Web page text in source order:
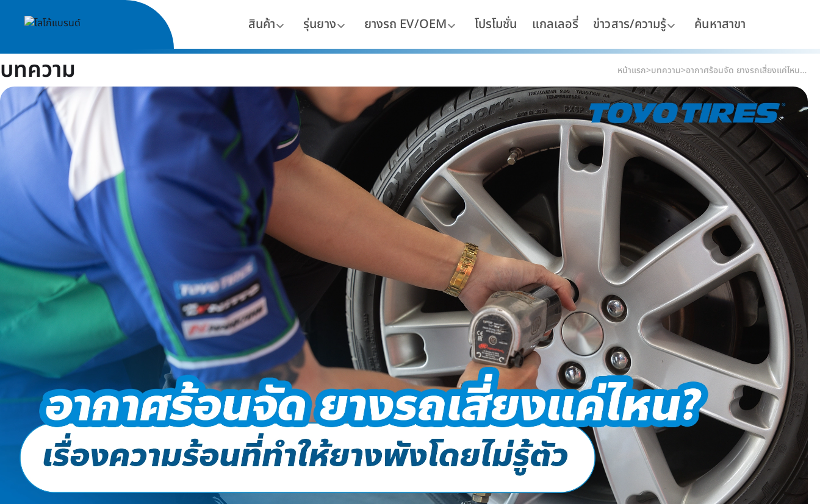
สินค้า รุ่นยาง ยางรถ EV/OEM โปรโมชั่น แกลเลอรี่ ข่าวสาร/ความรู้ ค้นหาสาขา
บทความ หน้าแรก>บทความ> อากาศร้อนจัด ยางรถเสี่ยงแค่ไหน? เรื่องความร้อนที่ทำให้ยางพังโดยไม่รู้ตัว